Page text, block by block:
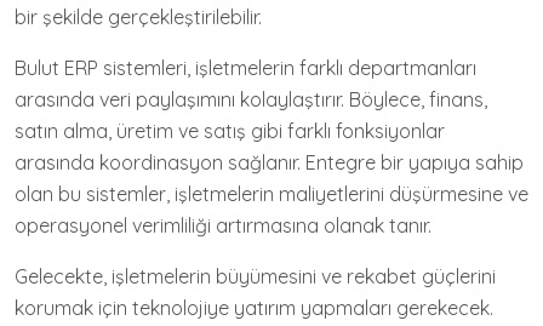
bir şekilde gerçekleştirilebilir.
Bulut ERP sistemleri, işletmelerin farklı departmanları
arasında veri paylaşımını kolaylaştırır. Böylece, finans,
satın alma, üretim ve satış gibi farklı fonksiyonlar
arasında koordinasyon sağlanır. Entegre bir yapıya sahip
olan bu sistemler, işletmelerin maliyetlerini düşürmesine ve
operasyonel verimliliği artırmasına olanak tanır.
Gelecekte, işletmelerin büyümesini ve rekabet güçlerini
korumak için teknolojiye yatırım yapmaları gerekecek.